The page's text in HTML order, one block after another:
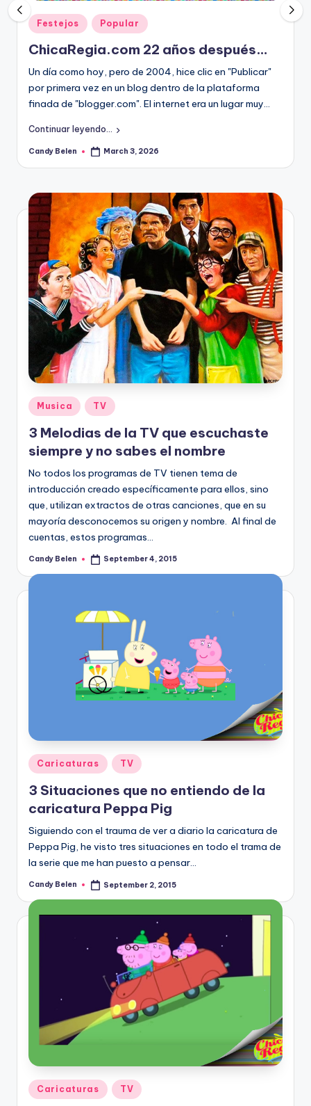
Posted
in
Festejos Popular
ChicaRegia.com 22 años después…
Un día como hoy, pero de 2004, hice clic en "Publicar"
por primera vez en un blog dentro de la plataforma
finada de "blogger.com". El internet era un lugar muy…
Continuar leyendo...
Posted
Candy Belen March 3, 2026
Posted
in
Musica TV
3 Melodias de la TV que escuchaste
siempre y no sabes el nombre
No todos los programas de TV tienen tema de
introducción creado específicamente para ellos, sino
que, utilizan extractos de otras canciones, que en su
mayoría desconocemos su origen y nombre. Al final de
cuentas, estos programas…
Posted
Candy Belen September 4, 2015
Posted
in
Caricaturas TV
3 Situaciones que no entiendo de la
caricatura Peppa Pig
Siguiendo con el trauma de ver a diario la caricatura de
Peppa Pig, he visto tres situaciones en todo el trama de
la serie que me han puesto a pensar…
Posted
Candy Belen September 2, 2015
Posted
Caricaturas TV